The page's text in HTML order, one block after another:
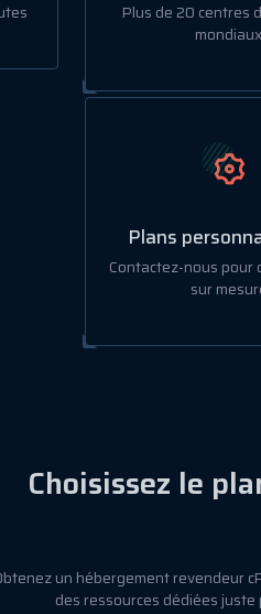
Plus de 20 centres
mondiaux
Plans
Contactez-nous pour
sur
Choisissez le
un hébergement revendeur
des ressources dédiées